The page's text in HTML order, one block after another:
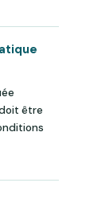
être